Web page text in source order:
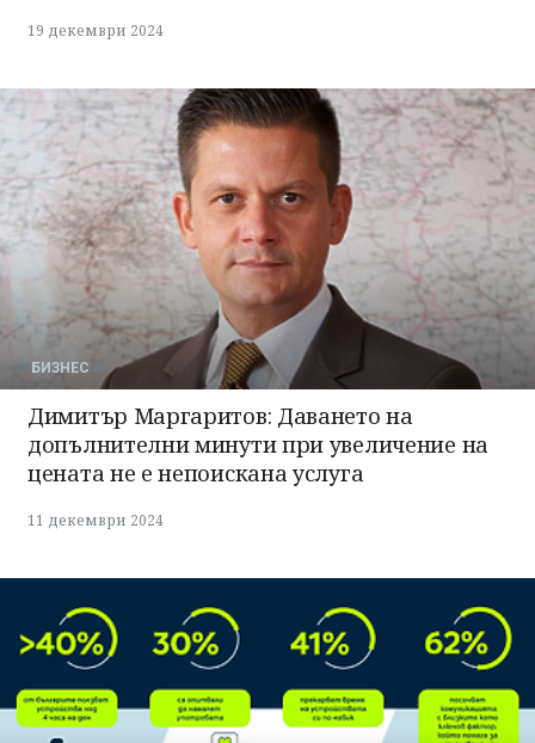
19 декември 2024
БИЗНЕС
Димитър Маргаритов: Даването на
допълнителни минути при увеличение на
цената не е непоискана услуга
11 декември 2024